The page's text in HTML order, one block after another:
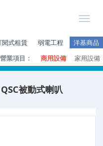
閱式租賃 弱電工程 洋基商品
營業項目： 商用設備 家用設備
被動式喇叭